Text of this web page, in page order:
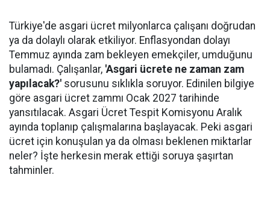
Türkiye'de asgari ücret milyonlarca çalışanı doğrudan
ya da dolaylı olarak etkiliyor. Enflasyondan dolayı
Temmuz ayında zam bekleyen emekçiler, umduğunu
bulamadı. Çalışanlar, 'Asgari ücrete ne zaman zam
yapılacak?' sorusunu sıklıkla soruyor. Edinilen bilgiye
göre asgari ücret zammı Ocak 2027 tarihinde
yansıtılacak. Asgari Ücret Tespit Komisyonu Aralık
ayında toplanıp çalışmalarına başlayacak. Peki asgari
ücret için konuşulan ya da olması beklenen miktarlar
neler? İşte herkesin merak ettiği soruya şaşırtan
tahminler.